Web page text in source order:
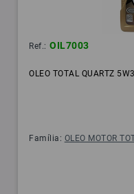
Ref.: OIL7003
OLEO TOTAL QUARTZ
Família: OLEO MOTOR